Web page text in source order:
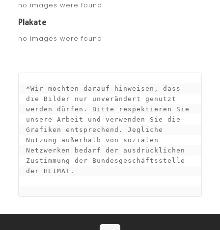
no images were found
Plakate
no images were found
*Wir möchten darauf hinweisen, dass
die Bilder nur unverändert genutzt
werden dürfen. Bitte respektieren Sie
unsere Arbeit und verwenden Sie die
Grafiken entsprechend. Jegliche
Nutzung außerhalb von sozialen
Netzwerken bedarf der ausdrücklichen
Zustimmung der Bundesgeschäftsstelle
der HEIMAT.